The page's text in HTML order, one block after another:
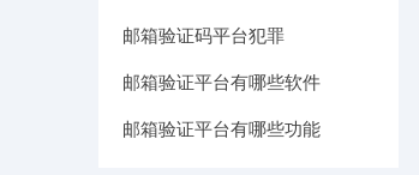
邮箱验证码平台犯罪
邮箱验证平台有哪些软件
邮箱验证平台有哪些功能